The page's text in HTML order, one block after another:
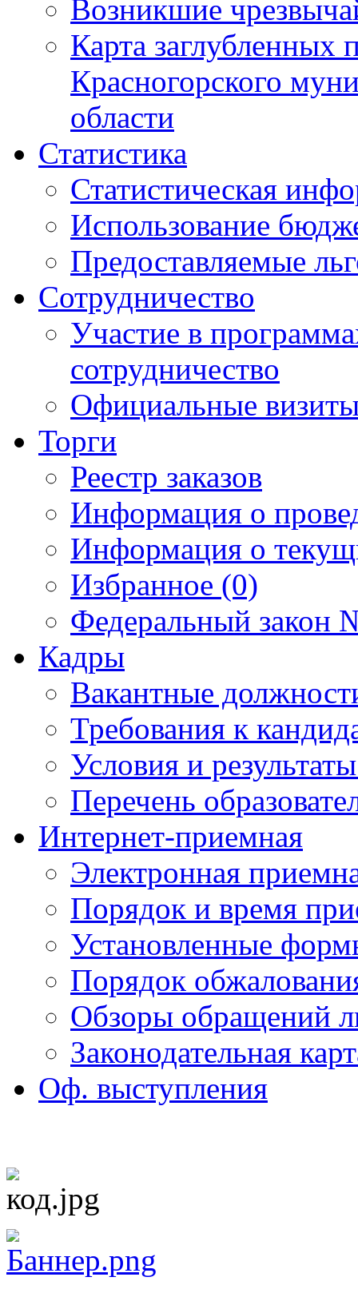
Возникшие
Карта
Красногорского
области
Статистика
Статистическая
Использование
Предоставляемые
Сотрудничество
Участие в
сотрудничество
Официальные
Торги
Реестр заказов
Информация о
Информация о
Избранное (0)
Федеральный закон
Кадры
Вакантные
Требования к
Условия и
Перечень
Интернет-приемная
Электронная
Порядок и время
Установленные
Порядок
Обзоры обращений
Законодательная
Оф. выступления